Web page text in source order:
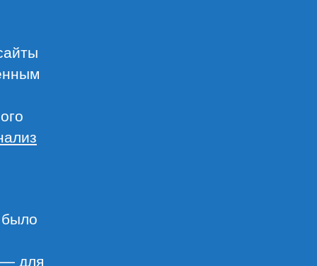
— для